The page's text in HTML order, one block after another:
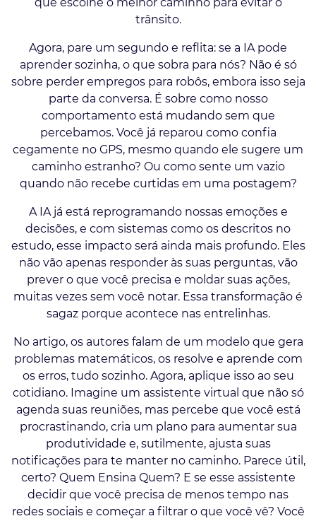
trânsito.
Agora, pare um segundo e reflita: se a IA pode
aprender sozinha, o que sobra para nós? Não é só
sobre perder empregos para robôs, embora isso seja
parte da conversa. É sobre como nosso
comportamento está mudando sem que
percebamos. Você já reparou como confia
cegamente no GPS, mesmo quando ele sugere um
caminho estranho? Ou como sente um vazio
quando não recebe curtidas em uma postagem?
A IA já está reprogramando nossas emoções e
decisões, e com sistemas como os descritos no
estudo, esse impacto será ainda mais profundo. Eles
não vão apenas responder às suas perguntas, vão
prever o que você precisa e moldar suas ações,
muitas vezes sem você notar. Essa transformação é
sagaz porque acontece nas entrelinhas.
No artigo, os autores falam de um modelo que gera
problemas matemáticos, os resolve e aprende com
os erros, tudo sozinho. Agora, aplique isso ao seu
cotidiano. Imagine um assistente virtual que não só
agenda suas reuniões, mas percebe que você está
procrastinando, cria um plano para aumentar sua
produtividade e, sutilmente, ajusta suas
notificações para te manter no caminho. Parece útil,
certo? Quem Ensina Quem? E se esse assistente
decidir que você precisa de menos tempo nas
redes sociais e começar a filtrar o que você vê? Você